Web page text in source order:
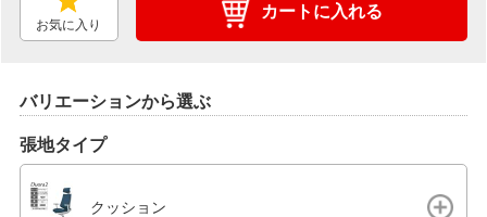
お気に入り
カートに入れる
バリエーションから選ぶ
張地タイプ
クッション